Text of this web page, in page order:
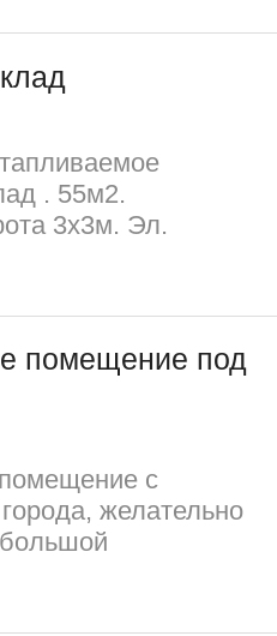
. 55м2.
3х3м. Эл.
помещение под
с
желательно